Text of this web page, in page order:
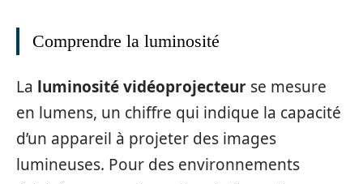
Comprendre la luminosité
La luminosité vidéoprojecteur se mesure
en lumens, un chiffre qui indique la capacité
d’un appareil à projeter des images
lumineuses. Pour des environnements